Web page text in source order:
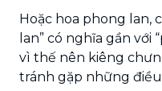
Hoặc hoa phong lan,
lan” có nghĩa gần với
vì thế nên kiêng
tránh gặp những